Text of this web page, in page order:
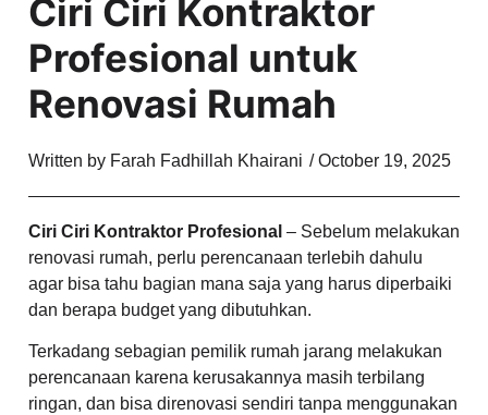
Ciri Ciri Kontraktor
Profesional untuk
Renovasi Rumah
Written by Farah Fadhillah Khairani / October 19, 2025
Ciri Ciri Kontraktor Profesional – Sebelum melakukan
renovasi rumah, perlu perencanaan terlebih dahulu
agar bisa tahu bagian mana saja yang harus diperbaiki
dan berapa budget yang dibutuhkan.
Terkadang sebagian pemilik rumah jarang melakukan
perencanaan karena kerusakannya masih terbilang
ringan, dan bisa direnovasi sendiri tanpa menggunakan